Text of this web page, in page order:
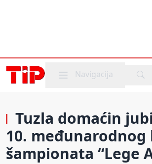
Mobile menu
Navigacija
Tuzla domaćin
10. međunarodnog
šampionata “Lege